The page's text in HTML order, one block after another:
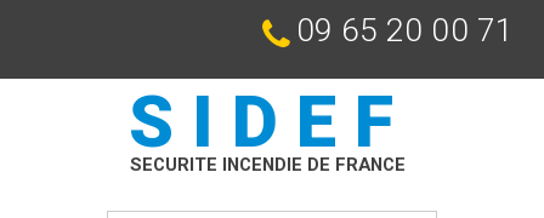
09 65 20 00 71
SIDEF
SECURITE INCENDIE DE FRANCE